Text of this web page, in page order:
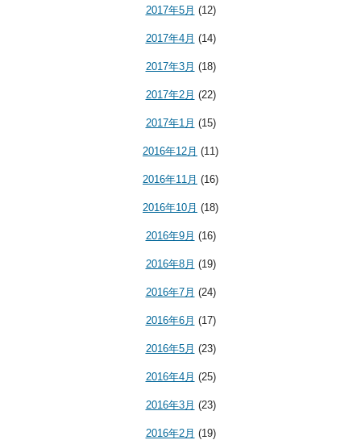
2017年5月 (12)
2017年4月 (14)
2017年3月 (18)
2017年2月 (22)
2017年1月 (15)
2016年12月 (11)
2016年11月 (16)
2016年10月 (18)
2016年9月 (16)
2016年8月 (19)
2016年7月 (24)
2016年6月 (17)
2016年5月 (23)
2016年4月 (25)
2016年3月 (23)
2016年2月 (19)